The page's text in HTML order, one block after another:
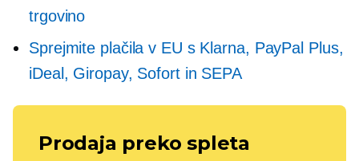
trgovino
Sprejmite plačila v EU s Klarna, PayPal Plus,
iDeal, Giropay, Sofort in SEPA
Prodaja preko spleta